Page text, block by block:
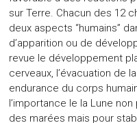
sur Terre. Chacun des 12
deux aspects “humains”
d’apparition ou de
revue le développement
cerveaux, l’évacuation de
endurance du corps
l’importance le la Lune
des marées mais pour